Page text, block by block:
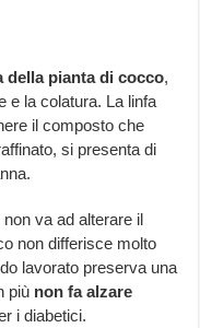
della pianta di cocco,
e la colatura. La linfa
il composto che
si presenta di
non va ad alterare il
non differisce molto
lavorato preserva una
più non fa alzare
i diabetici.